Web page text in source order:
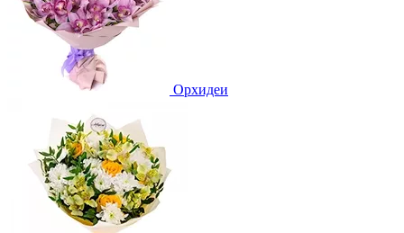
Орхидеи